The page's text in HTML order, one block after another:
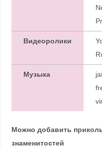
Видеоролики
Музыка
Можно добавить
знаменитостей